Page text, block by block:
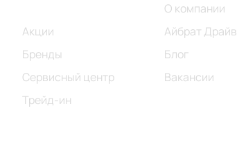
Акции
Бренды
Сервисный центр
Трейд-ин
О компании
Айбрат Драйв
Блог
Вакансии